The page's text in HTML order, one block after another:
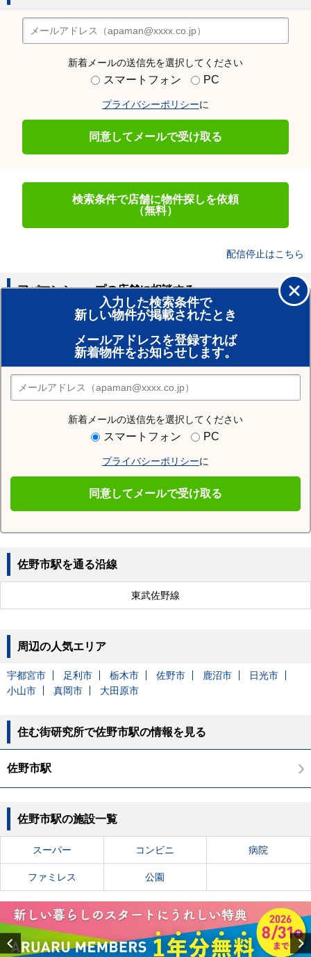
新着メールの送信先を選択してください
スマートフォン PC
プライバシーポリシーに
同意してメールで受け取る
検索条件で店舗に物件探しを依頼
（無料）
配信停止はこちら
入力した検索条件で
新しい物件が掲載されたとき
メールアドレスを登録すれば
新着物件をお知らせします。
新着メールの送信先を選択してください
スマートフォン PC
プライバシーポリシーに
同意してメールで受け取る
アパマンショップの店舗に相談する
賃貸のプロがお部屋探し！
おまかせ物件リクエスト
住みたい街の店舗を探す
店舗検索
田島駅
多田駅
佐野市駅を通る沿線
東武佐野線
周辺の人気エリア
宇都宮市 足利市 栃木市 佐野市 鹿沼市
日光市
小山市
真岡市 大田原市
住む街研究所で佐野市駅の情報を見る
佐野市駅
佐野市駅の施設一覧
スーパー コンビニ 病院
ファミレス 公園
Previous